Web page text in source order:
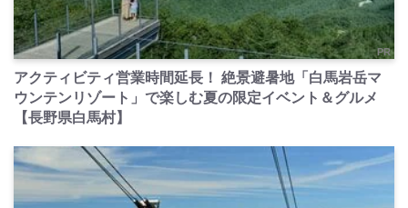
PR
アクティビティ営業時間延長！ 絶景避暑地「白馬岩岳マ
ウンテンリゾート」で楽しむ夏の限定イベント＆グルメ
【長野県白馬村】